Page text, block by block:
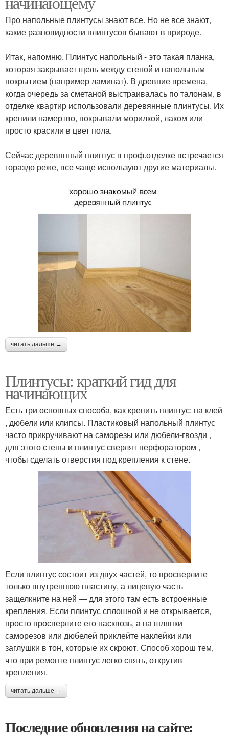
Про напольные плинтусы знают все. Но не все знают,
какие разновидности плинтусов бывают в природе.
Итак, напомню. Плинтус напольный - это такая планка,
которая закрывает щель между стеной и напольным
покрытием (например ламинат). В древние времена,
когда очередь за сметаной выстраивалась по талонам, в
отделке квартир использовали деревянные плинтусы. Их
крепили намертво, покрывали морилкой, лаком или
просто красили в цвет пола.
Сейчас деревянный плинтус в проф.отделке встречается
гораздо реже, все чаще используют другие материалы.
читать дальше →
Плинтусы: краткий гид для
начинающих
Есть три основных способа, как крепить плинтус: на клей
, дюбели или клипсы. Пластиковый напольный плинтус
часто прикручивают на саморезы или дюбели-гвозди ,
для этого стены и плинтус сверлят перфоратором ,
чтобы сделать отверстия под крепления к стене.
Если плинтус состоит из двух частей, то просверлите
только внутреннюю пластину, а лицевую часть
защелкните на ней — для этого там есть встроенные
крепления. Если плинтус сплошной и не открывается,
просто просверлите его насквозь, а на шляпки
саморезов или дюбелей приклейте наклейки или
заглушки в тон, которые их скроют. Способ хорош тем,
что при ремонте плинтус легко снять, открутив
крепления.
читать дальше →
Последние обновления на сайте: